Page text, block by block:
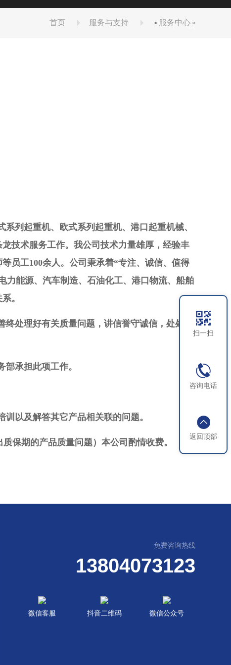
可证和安装、改造、维修许可证，并通过ISO9001
首页 服务与支持 > 服务中心 >
列起重机、欧式系列起重机、港口起重机械、
技术服务工作。我公司技术力量雄厚，经验丰
员工100余人。公司秉承着“专注、诚信、值得
力能源、汽车制造、石油化工、港口物流、船舶
。
处理好有关质量问题，讲信誉守诚信，处处维
承担此项工作。
以及解答其它产品相关联的问题。
保期的产品质量问题）本公司酌情收费。
免费咨询热线
13804073123
微信客服 抖音二维码 微信公众号
扫一扫
咨询电话
返回顶部